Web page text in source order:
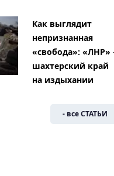
Как выглядит
непризнанная
«свобода»: «ЛНР»
шахтерский край
на издыхании
- все СТАТЬИ